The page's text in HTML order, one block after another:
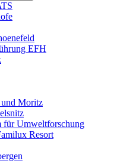
EFH
Moritz
für Umweltforschung
Resort